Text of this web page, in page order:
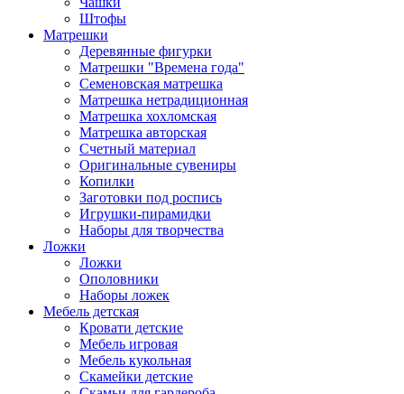
Штофы
Матрешки
Деревянные фигурки
Матрешки "Времена года"
Семеновская матрешка
Матрешка нетрадиционная
Матрешка хохломская
Матрешка авторская
Счетный материал
Оригинальные сувениры
Копилки
Заготовки под роспись
Игрушки-пирамидки
Наборы для творчества
Ложки
Ложки
Ополовники
Наборы ложек
Мебель детская
Кровати детские
Мебель игровая
Мебель кукольная
Скамейки детские